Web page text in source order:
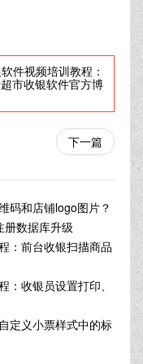
件视频培训教程：
市收银软件官方博
下一篇
码和店铺logo图片？
册数据库升级
：前台收银扫描商品
收银员设置打印、
定义小票样式中的标